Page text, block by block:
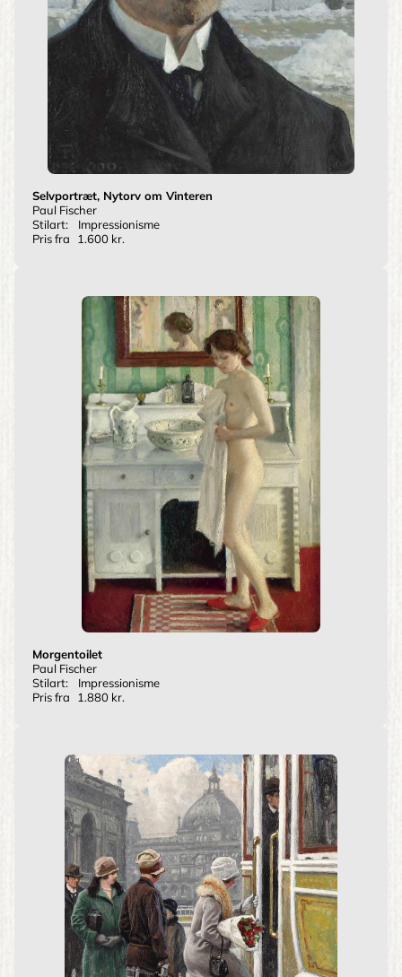
Selvportræt, Nytorv om Vinteren
Paul Fischer
Stilart:
Impressionisme
Pris fra
1.600 kr.
Morgentoilet
Paul Fischer
Stilart:
Impressionisme
Pris fra
1.880 kr.